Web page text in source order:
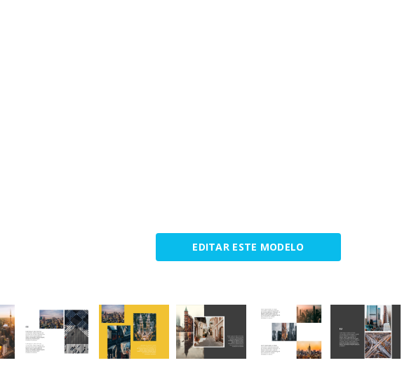
EDITAR ESTE MODELO